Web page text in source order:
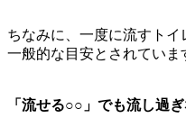
ちなみに、 一度に流すトイ
一般的な目安とされていま
「流せる○○」でも流し過